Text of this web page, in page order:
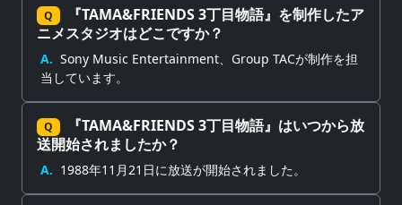
Q
『TAMA&FRIENDS 3丁目物語』を制作したア
ニメスタジオはどこですか？
A. Sony Music Entertainment、Group TACが制作を担
当しています。
Q
『TAMA&FRIENDS 3丁目物語』はいつから放
送開始されましたか？
A. 1988年11月21日に放送が開始されました。